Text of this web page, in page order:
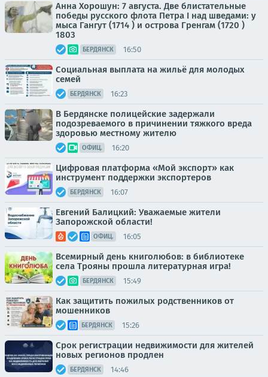
Анна Хорошун: 7 августа. Две блистательные
победы русского флота Петра I над шведами: у
мыса Гангут (1714 ) и острова Гренгам (1720 )
1803
БЕРДЯНСК 16:50
Социальная выплата на жильё для молодых
семей
БЕРДЯНСК 16:23
В Бердянске полицейские задержали
подозреваемого в причинении тяжкого вреда
здоровью местному жителю
ОФИЦ. 16:20
Цифровая платформа «Мой экспорт» как
инструмент поддержки экспортеров
БЕРДЯНСК 16:07
Евгений Балицкий: Уважаемые жители
Запорожской области!
ОФИЦ. 16:05
Всемирный день книголюбов: в библиотеке
села Трояны прошла литературная игра!
БЕРДЯНСК 15:49
Как защитить пожилых родственников от
мошенников
БЕРДЯНСК 15:26
Срок регистрации недвижимости для жителей
новых регионов продлен
БЕРДЯНСК 14:46